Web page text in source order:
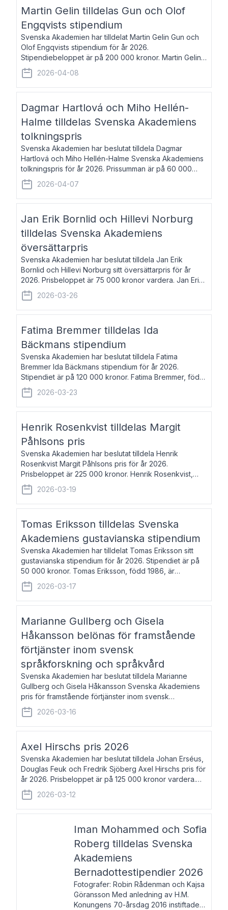
Martin Gelin tilldelas Gun och Olof
Engqvists stipendium
Svenska Akademien har tilldelat Martin Gelin Gun och
Olof Engqvists stipendium för år 2026.
Stipendiebeloppet är på 200 000 kronor. Martin Gelin,
född 1978, är journalist och författare. Han lever
numera i Paris men var under många år bosat
2026-04-08
Dagmar Hartlová och Miho Hellén-
Halme tilldelas Svenska Akademiens
tolkningspris
Svenska Akademien har beslutat tilldela Dagmar
Hartlová och Miho Hellén-Halme Svenska Akademiens
tolkningspris för år 2026. Prissumman är på 60 000
kronor var. Dagmar Hartlová, född 1951, översätter
huvudsakligen från svenska till tjeckiska
2026-04-07
Jan Erik Bornlid och Hillevi Norburg
tilldelas Svenska Akademiens
översättarpris
Svenska Akademien har beslutat tilldela Jan Erik
Bornlid och Hillevi Norburg sitt översättarpris för år
2026. Prisbeloppet är 75 000 kronor vardera. Jan Erik
Bornlid, född 1947, är översättare från tyska. Han är
främst känd för sina översät
2026-03-26
Fatima Bremmer tilldelas Ida
Bäckmans stipendium
Svenska Akademien har beslutat tilldela Fatima
Bremmer Ida Bäckmans stipendium för år 2026.
Stipendiet är på 120 000 kronor. Fatima Bremmer, född
1977, är journalist och författare. Hon utkom i fjol med
boken Ligan. Klarakvarterens blodsyst
2026-03-23
Henrik Rosenkvist tilldelas Margit
Påhlsons pris
Svenska Akademien har beslutat tilldela Henrik
Rosenkvist Margit Påhlsons pris för år 2026.
Prisbeloppet är 225 000 kronor. Henrik Rosenkvist,
född 1965, är professor i nordiska språk vid Göteborgs
universitet. Han disputerade 2004 på avhan
2026-03-19
Tomas Eriksson tilldelas Svenska
Akademiens gustavianska stipendium
Svenska Akademien har tilldelat Tomas Eriksson sitt
gustavianska stipendium för år 2026. Stipendiet är på
50 000 kronor. Tomas Eriksson, född 1986, är
projektledare inom marknadsföring och författare och
utkom i fjol med boken Syndabocken.
2026-03-17
Marianne Gullberg och Gisela
Håkansson belönas för framstående
förtjänster inom svensk
språkforskning och språkvård
Svenska Akademien har beslutat tilldela Marianne
Gullberg och Gisela Håkansson Svenska Akademiens
pris för framstående förtjänster inom svensk
språkforskning och språkvård till minne av Carl Gabriel
och Karin Forsberg för år 2026. Prissumma
2026-03-16
Axel Hirschs pris 2026
Svenska Akademien har beslutat tilldela Johan Erséus,
Douglas Feuk och Fredrik Sjöberg Axel Hirschs pris för
år 2026. Prisbeloppet är på 125 000 kronor vardera.
Johan Erséus, född 1959, är fackboksförfattare och
journalist med mångårigt för
2026-03-12
Iman Mohammed och Sofia
Roberg tilldelas Svenska
Akademiens
Bernadottestipendier 2026
Fotografer: Robin Rådenman och Kajsa
Göransson Med anledning av H.M.
Konungens 70-årsdag 2016 instiftade